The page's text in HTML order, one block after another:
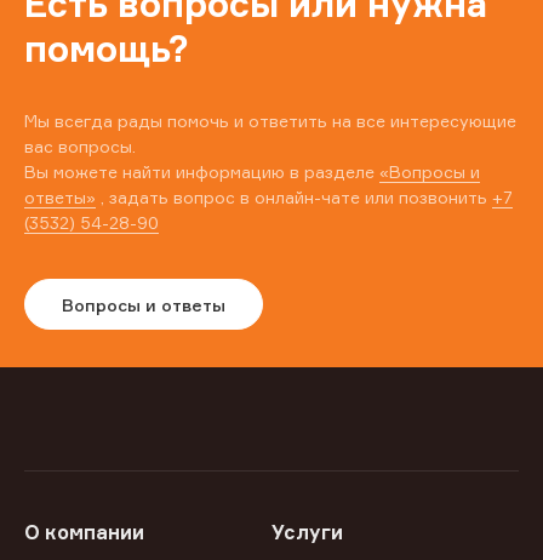
помощь?
Мы всегда рады помочь и ответить на все интересующие
вас вопросы.
Вы можете найти информацию в разделе «Вопросы и
ответы» , задать вопрос в онлайн-чате или позвонить +7
(3532) 54-28-90
Вопросы и ответы
О компании Услуги